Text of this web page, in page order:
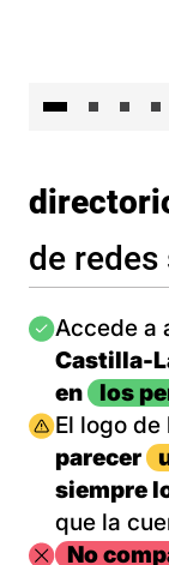
de
Imagen
Accede a
Castilla-
en
los
Imagen
El logo de
parecer
siempre
que la
Imagen
No